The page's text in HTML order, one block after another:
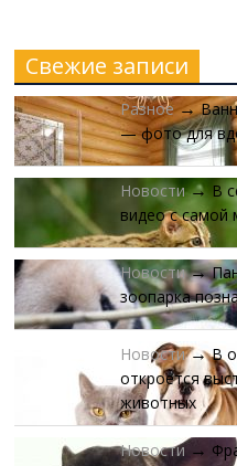
Свежие записи
Разное →
— фото для
Новости → В
видео с самой
Новости →
зоопарка
Новости → В
откроется
животных
Новости →